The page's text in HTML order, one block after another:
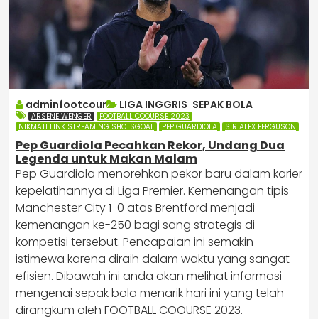
adminfootcour LIGA INGGRIS SEPAK BOLA
ARSENE WENGER
FOOTBALL COOURSE 2023
NIKMATI LINK STREAMING SHOTSGOAL
PEP GUARDIOLA SIR ALEX FERGUSON
Pep Guardiola Pecahkan Rekor, Undang Dua
Legenda untuk Makan Malam
Pep Guardiola menorehkan pekor baru dalam karier
kepelatihannya di Liga Premier. Kemenangan tipis
Manchester City 1-0 atas Brentford menjadi
kemenangan ke-250 bagi sang strategis di
kompetisi tersebut. Pencapaian ini semakin
istimewa karena diraih dalam waktu yang sangat
efisien. Dibawah ini anda akan melihat informasi
mengenai sepak bola menarik hari ini yang telah
dirangkum oleh FOOTBALL COOURSE 2023.